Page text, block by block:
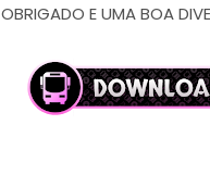
OBRIGADO E UMA BOA